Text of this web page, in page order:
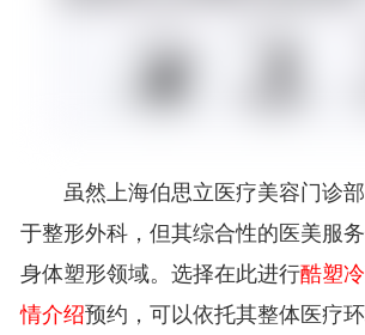
虽然上海伯思立医疗美容门诊
于整形外科，但其综合性的医美服
身体塑形领域。选择在此进行酷塑
情介绍预约，可以依托其整体医疗